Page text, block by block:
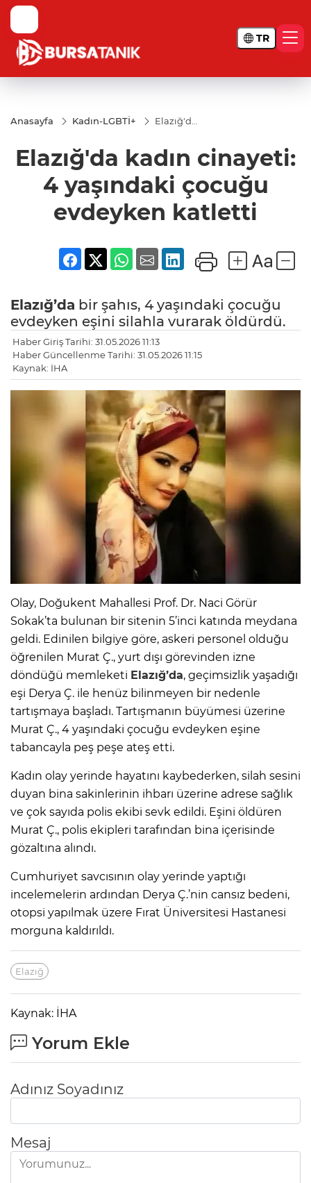
TR
Anasayfa Kadın-LGBTİ+
Elazığ'da
4
yaşındaki
çocuğu
evdeyken
katletti
Elazığ'da kadın cinayeti:
4 yaşındaki çocuğu
evdeyken katletti
Elazığ’da bir şahıs, 4 yaşındaki çocuğu
evdeyken eşini silahla vurarak öldürdü.
Haber Giriş Tarihi: 31.05.2026 11:13
Haber Güncellenme Tarihi: 31.05.2026 11:15
Kaynak: İHA
Olay, Doğukent Mahallesi Prof. Dr. Naci Görür
Sokak’ta bulunan bir sitenin 5’inci katında meydana
geldi. Edinilen bilgiye göre, askeri personel olduğu
öğrenilen Murat Ç., yurt dışı görevinden izne
döndüğü memleketi Elazığ’da, geçimsizlik yaşadığı
eşi Derya Ç. ile henüz bilinmeyen bir nedenle
tartışmaya başladı. Tartışmanın büyümesi üzerine
Murat Ç., 4 yaşındaki çocuğu evdeyken eşine
tabancayla peş peşe ateş etti.
Kadın olay yerinde hayatını kaybederken, silah sesini
duyan bina sakinlerinin ihbarı üzerine adrese sağlık
ve çok sayıda polis ekibi sevk edildi. Eşini öldüren
Murat Ç., polis ekipleri tarafından bina içerisinde
gözaltına alındı.
Cumhuriyet savcısının olay yerinde yaptığı
incelemelerin ardından Derya Ç.’nin cansız bedeni,
otopsi yapılmak üzere Fırat Üniversitesi Hastanesi
morguna kaldırıldı.
Elazığ
Kaynak: İHA
Yorum Ekle
Adınız Soyadınız
Mesaj